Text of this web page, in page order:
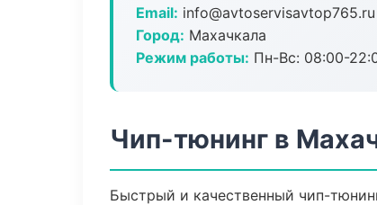
Email: info@avtoservisavtop765.ru
Город: Махачкала
Режим работы: Пн-Вс: 08:00-
Чип-тюнинг в
Быстрый и качественный чип-